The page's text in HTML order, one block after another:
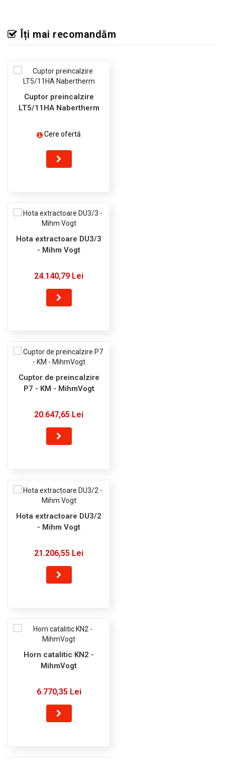
Îți mai recomandăm
Cuptor preincalzire
LT5/11HA Nabertherm
Cere ofertă
Hota extractoare DU3/3
- Mihm Vogt
24.140,79 Lei
Cuptor de preincalzire
P7 - KM - MihmVogt
20.647,65 Lei
Hota extractoare DU3/2
- Mihm Vogt
21.206,55 Lei
Horn catalitic KN2 -
MihmVogt
6.770,35 Lei